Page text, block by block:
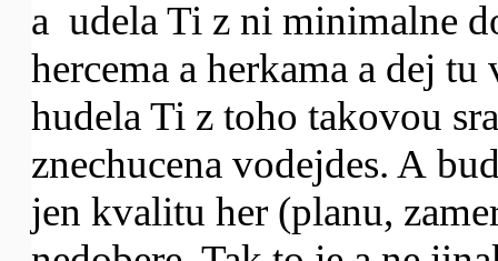
a udela Ti z ni minimalne
hercema a herkama a dej
hudela Ti z toho takovou
znechucena vodejdes. A
jen kvalitu her (planu,